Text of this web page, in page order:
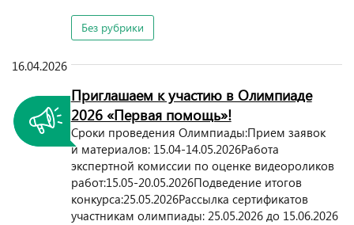
Без рубрики
16.04.2026
Приглашаем к участию в Олимпиаде
2026 «Первая помощь»!
Сроки проведения Олимпиады:Прием заявок
и материалов: 15.04-14.05.2026Работа
экспертной комиссии по оценке видеороликов
работ:15.05-20.05.2026Подведение итогов
конкурса:25.05.2026Рассылка сертификатов
участникам олимпиады: 25.05.2026 до 15.06.2026